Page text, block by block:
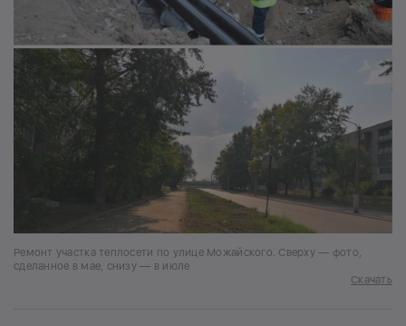
Ремонт участка теплосети по улице Можайского. Сверху — фото,
сделанное в мае, снизу — в июле
Скачать